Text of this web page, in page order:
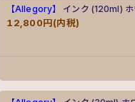
【Allegory】 インク (120ml) ホ
12,800円(内税)